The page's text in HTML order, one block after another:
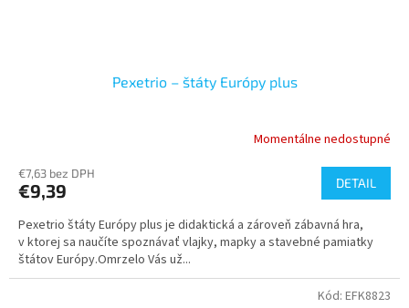
Pexetrio – štáty Európy plus
Momentálne nedostupné
€7,63 bez DPH
€9,39 DETAIL
Pexetrio štáty Európy plus je didaktická a zároveň zábavná hra,
v ktorej sa naučíte spoznávať vlajky, mapky a stavebné pamiatky
štátov Európy.Omrzelo Vás už...
Kód: EFK8823